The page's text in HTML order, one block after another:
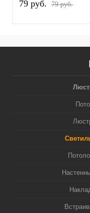
79 pуб. 79 pуб.